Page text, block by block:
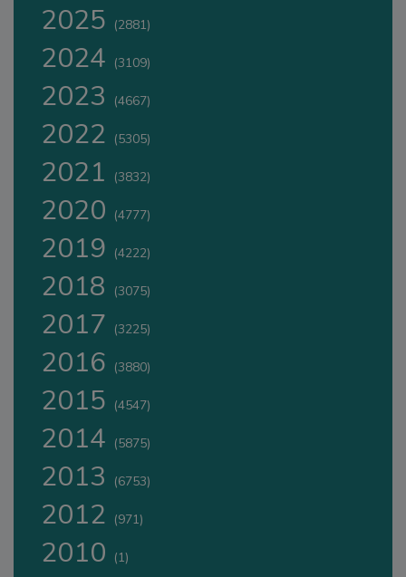
2025 (2881)
2024 (3109)
2023 (4667)
2022 (5305)
2021 (3832)
2020 (4777)
2019 (4222)
2018 (3075)
2017 (3225)
2016 (3880)
2015 (4547)
2014 (5875)
2013 (6753)
2012 (971)
2010 (1)